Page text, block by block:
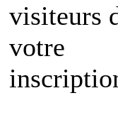
visiteurs
votre